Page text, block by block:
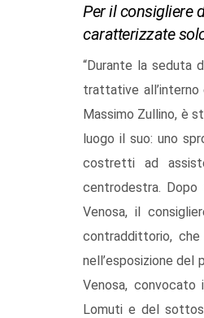
Per il consigliere
caratterizzate
“Durante la seduta
trattative all’interno
Massimo Zullino, è
luogo il suo: uno
costretti ad
centrodestra.
Venosa, il
contraddittorio,
nell’esposizione del
Venosa,
Lomuti e del